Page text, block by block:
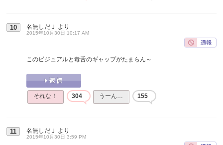
10 名無しだＪ より
2015年10月30日 10:17 AM
このビジュアルと毒舌のギャップがたまらん～
それな！ 304 うーん… 155
11 名無しだＪ より
2015年10月30日 3:59 PM